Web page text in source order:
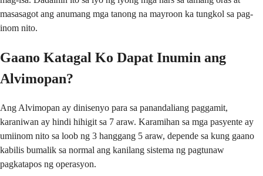
masasagot ang anumang mga tanong na mayroon ka tungkol sa pag-
inom nito.
Gaano Katagal Ko Dapat Inumin ang
Alvimopan?
Ang Alvimopan ay dinisenyo para sa panandaliang paggamit,
karaniwan ay hindi hihigit sa 7 araw. Karamihan sa mga pasyente ay
umiinom nito sa loob ng 3 hanggang 5 araw, depende sa kung gaano
kabilis bumalik sa normal ang kanilang sistema ng pagtunaw
pagkatapos ng operasyon.